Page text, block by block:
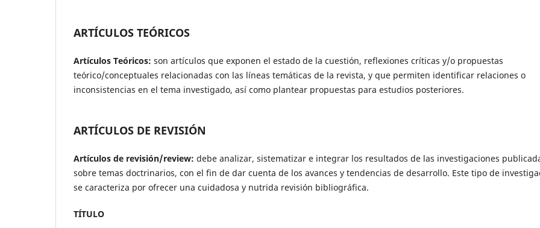
ARTÍCULOS TEÓRICOS
Artículos Teóricos: son artículos que exponen el estado de la cuestión, reflexiones críticas y/o propuestas
teórico/conceptuales relacionadas con las líneas temáticas de la revista, y que permiten identificar relaciones o
inconsistencias en el tema investigado, así como plantear propuestas para estudios posteriores.
ARTÍCULOS DE REVISIÓN
Artículos de revisión/review: debe analizar, sistematizar e integrar los resultados de las investigaciones
sobre temas doctrinarios, con el fin de dar cuenta de los avances y tendencias de desarrollo. Este tipo de
se caracteriza por ofrecer una cuidadosa y nutrida revisión bibliográfica.
TÍTULO